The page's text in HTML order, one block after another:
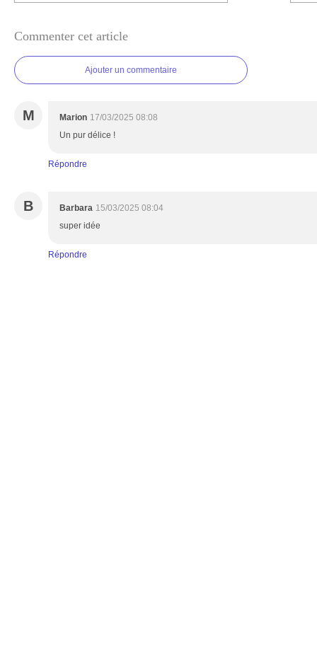
Commenter cet article
Ajouter un commentaire
M Marion 17/03/2025 08:08
Un pur délice !
Répondre
B Barbara 15/03/2025 08:04
super idée
Répondre